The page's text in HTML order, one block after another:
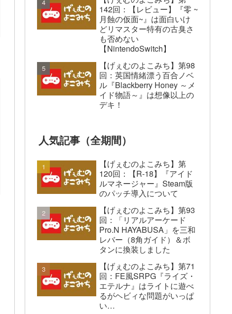
142回：【レビュー】『零 ~
月蝕の仮面~』は面白いけ
どリマスター特有の古臭さ
も否めない
【NintendoSwitch】
【げぇむのよこみち】第98
回：英国情緒漂う百合ノベ
ル『Blackberry Honey ～メ
イド物語～』は想像以上の
デキ！
人気記事（全期間）
【げぇむのよこみち】第
120回：【R-18】『アイド
ルマネージャー』Steam版
のパッチ導入について
【げぇむのよこみち】第93
回：「リアルアーケード
Pro.N HAYABUSA」を三和
レバー（8角ガイド）＆ボ
タンに換装しました
【げぇむのよこみち】第71
回：FE風SRPG『ライズ・
エテルナ』はライトに遊べ
るがヘビィな問題がいっぱ
い…